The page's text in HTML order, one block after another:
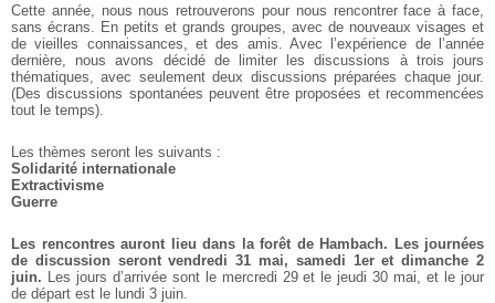
Cette année, nous nous retrouverons pour nous rencontrer face à face,
sans écrans. En petits et grands groupes, avec de nouveaux visages et
de vieilles connaissances, et des amis. Avec l’expérience de l’année
dernière, nous avons décidé de limiter les discussions à trois jours
thématiques, avec seulement deux discussions préparées chaque jour.
(Des discussions spontanées peuvent être proposées et recommencées
tout le temps).
Les thèmes seront les suivants :
Solidarité internationale
Extractivisme
Guerre
Les rencontres auront lieu dans la forêt de Hambach. Les journées
de discussion seront vendredi 31 mai, samedi 1er et dimanche 2
juin. Les jours d’arrivée sont le mercredi 29 et le jeudi 30 mai, et le jour
de départ est le lundi 3 juin.